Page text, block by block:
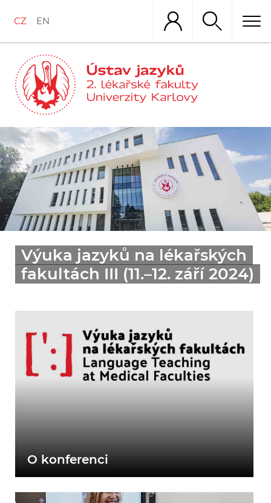
obsahu
CZ EN
Výuka jazyků na lékařských
fakultách III (11.–12. září 2024)
O konferenci